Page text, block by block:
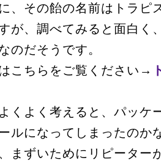
、その飴の名前はトラピ
が、調べてみると面白く
のだそうです。
こちらをご覧ください→
くよく考えると、パッケ
ルになってしまったのか
まずいためにリピーター